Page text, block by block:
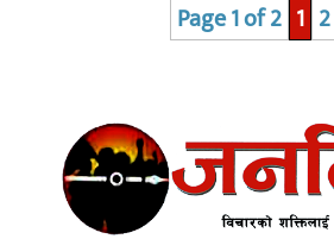
Page 1 of 2 1 2